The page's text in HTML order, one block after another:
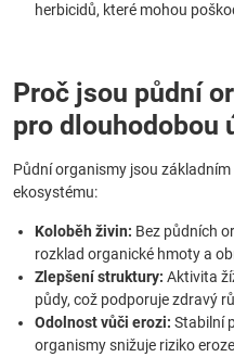
herbicidů, které mohou
Proč jsou půdní
pro dlouhodobou
Půdní organismy jsou
ekosystému:
Koloběh živin: Bez půdních
rozklad organické hmoty a
Zlepšení struktury: Aktivita
půdy, což podporuje zdravý
Odolnost vůči erozi: Stabilní
organismy snižuje riziko